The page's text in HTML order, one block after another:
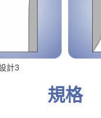
計3
規格